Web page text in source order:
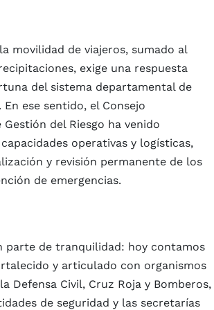
movilidad de viajeros, sumado al
exige una respuesta
del sistema departamental de
ese sentido, el Consejo
del Riesgo ha venido
operativas y logísticas,
y revisión permanente de los
de emergencias.
parte de tranquilidad: hoy contamos
y articulado con organismos
Defensa Civil, Cruz Roja y Bomberos,
de seguridad y las secretarías